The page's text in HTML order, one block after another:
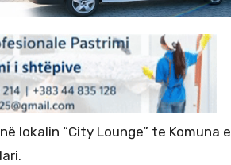
lokalin “City Lounge” te Komuna e